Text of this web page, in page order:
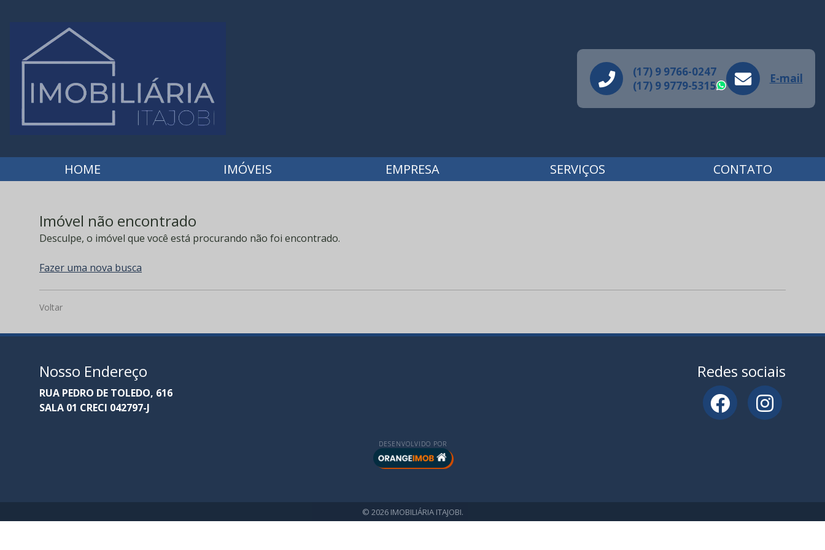
(17) 9 9766-0247
(17) 9 9779-5315
WhatsApp
E-mail
HOME IMÓVEIS EMPRESA SERVIÇOS CONTATO
Imóvel não encontrado
Desculpe, o imóvel que você está procurando não foi encontrado.
Fazer uma nova busca
Voltar
Nosso Endereço
RUA PEDRO DE TOLEDO, 616
SALA 01 CRECI 042797-J
Redes sociais
DESENVOLVIDO POR
© 2026 IMOBILIÁRIA ITAJOBI.